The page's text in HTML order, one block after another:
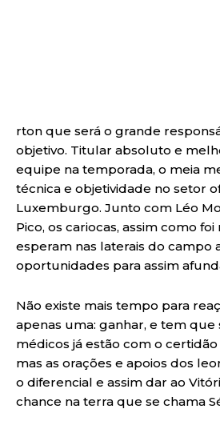
rton que será o grande
objetivo. Titular absoluto e
equipe na temporada, o meia
técnica e objetividade no setor
Luxemburgo. Junto com Léo
Pico, os cariocas, assim como
esperam nas laterais do campo
oportunidades para assim
Não existe mais tempo para
apenas uma: ganhar, e tem que
médicos já estão com o
mas as orações e apoios dos
o diferencial e assim dar ao
chance na terra que se chama